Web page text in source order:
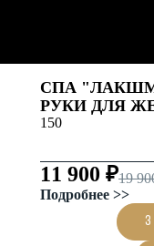
СПА
РУКИ ДЛЯ
150
11 900 ₽19
Подробнее >>